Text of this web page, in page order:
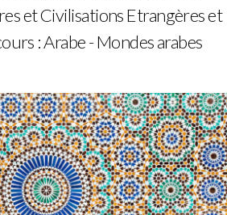
et Civilisations Etrangères et
: Arabe - Mondes arabes